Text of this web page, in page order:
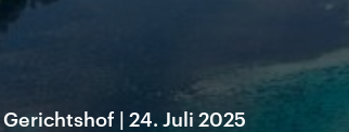
| 24. Juli 2025